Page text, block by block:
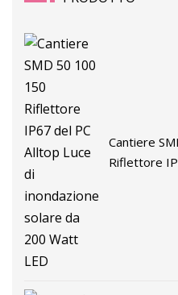
Cantiere
Riflettore